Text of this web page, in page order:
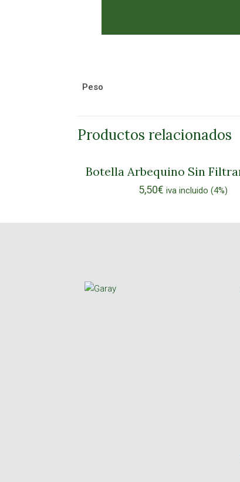
Peso
Productos relacionados
Botella Arbequino Sin
5,50€ iva incluido (4%)